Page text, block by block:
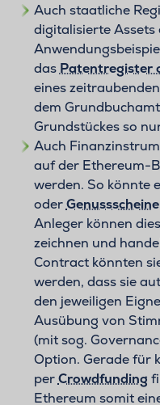
Auch staatliche
digitalisierte Assets
das Patentregister
eines
dem
Grundstückes so
Auch
auf der Ethereum-
werden. So könnte
oderGenussscheine
Anleger können
zeichnen und
Contract könnten
werden, dass sie
den jeweiligen
Ausübung von
(mit sog.
Option. Gerade für
perCrowdfunding
Ethereum somit